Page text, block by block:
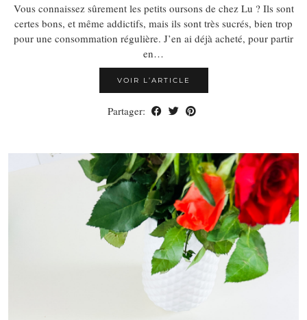
Vous connaissez sûrement les petits oursons de chez Lu ? Ils sont
certes bons, et même addictifs, mais ils sont très sucrés, bien trop
pour une consommation régulière. J’en ai déjà acheté, pour partir
en…
VOIR L’ARTICLE
Partager: